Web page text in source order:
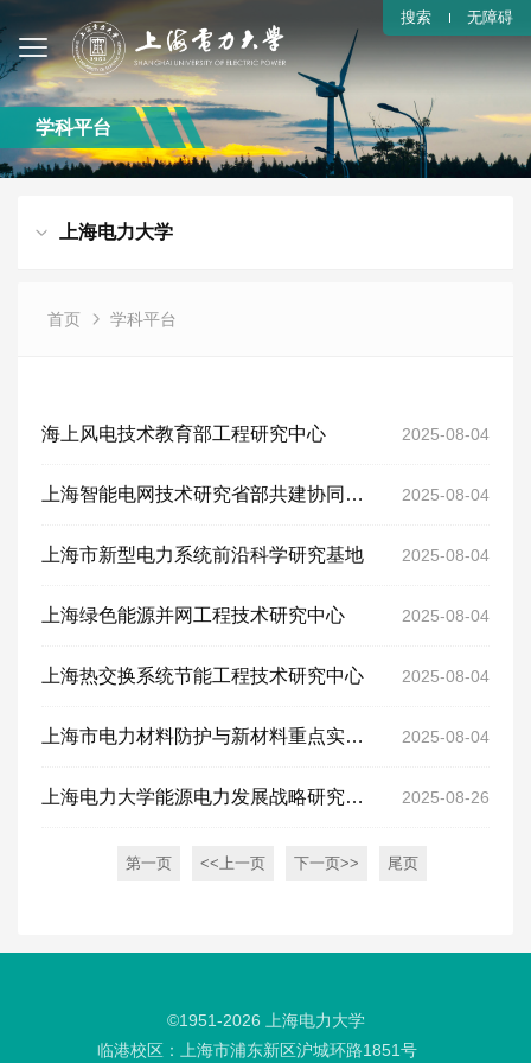
无障碍
搜索
学科平台
上海电力大学
首页 学科平台
海上风电技术教育部工程研究中心 2025-08-04
上海智能电网技术研究省部共建协同创新中心 2025-08-04
上海市新型电力系统前沿科学研究基地 2025-08-04
上海绿色能源并网工程技术研究中心 2025-08-04
上海热交换系统节能工程技术研究中心 2025-08-04
上海市电力材料防护与新材料重点实验室 2025-08-04
上海电力大学能源电力发展战略研究中心 2025-08-26
第一页 <<上一页 下一页>> 尾页
©1951-2026 上海电力大学
临港校区：上海市浦东新区沪城环路1851号